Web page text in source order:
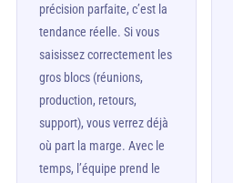
précision parfaite, c’est la
tendance réelle. Si vous
saisissez correctement les
gros blocs (réunions,
production, retours,
support), vous verrez déjà
où part la marge. Avec le
temps, l’équipe prend le